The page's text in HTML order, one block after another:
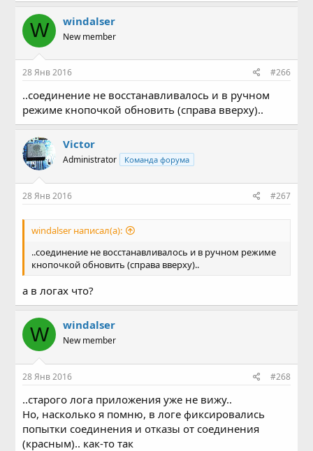
W windalser
New member
28 Янв 2016 #266
..соединение не восстанавливалось и в ручном
режиме кнопочкой обновить (справа вверху)..
Victor
Administrator Команда форума
28 Янв 2016 #267
windalser написал(а):
..соединение не восстанавливалось и в ручном режиме
кнопочкой обновить (справа вверху)..
а в логах что?
W windalser
New member
28 Янв 2016 #268
..старого лога приложения уже не вижу..
Но, насколько я помню, в логе фиксировались
попытки соединения и отказы от соединения
(красным).. как-то так